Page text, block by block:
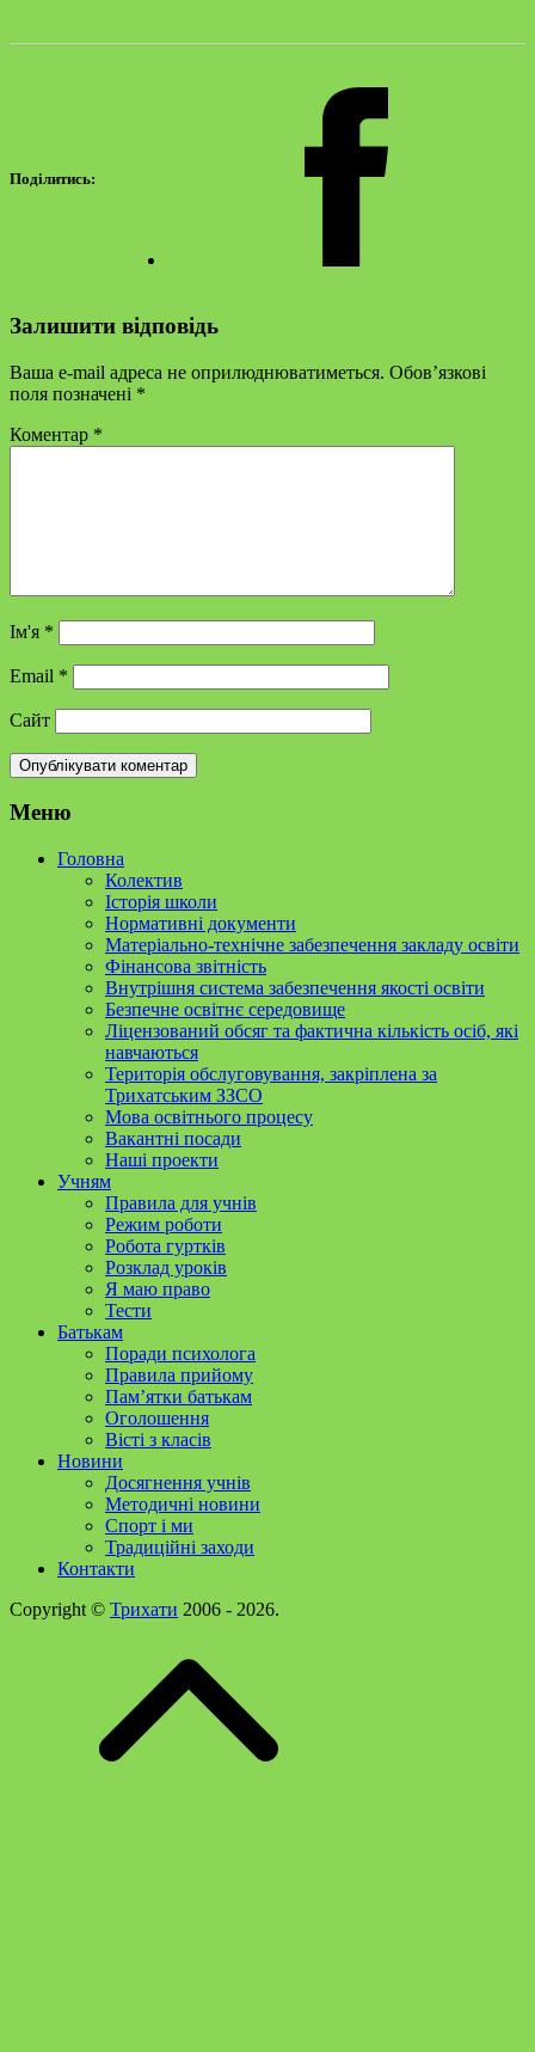
Поділитись:
Залишити відповідь
Ваша e-mail адреса не оприлюднюватиметься. Обов’язкові
поля позначені *
Коментар *
Ім'я *
Email *
Сайт
Меню
Головна
Колектив
Історія школи
Нормативні документи
Матеріально-технічне забезпечення закладу освіти
Фінансова звітність
Внутрішня система забезпечення якості освіти
Безпечне освітнє середовище
Ліцензований обсяг та фактична кількість осіб, які
навчаються
Територія обслуговування, закріплена за
Трихатським ЗЗСО
Мова освітнього процесу
Вакантні посади
Наші проекти
Учням
Правила для учнів
Режим роботи
Робота гуртків
Розклад уроків
Я маю право
Тести
Батькам
Поради психолога
Правила прийому
Пам’ятки батькам
Оголошення
Вісті з класів
Новини
Досягнення учнів
Методичні новини
Спорт і ми
Традиційні заходи
Контакти
Copyright © Трихати 2006 - 2026.